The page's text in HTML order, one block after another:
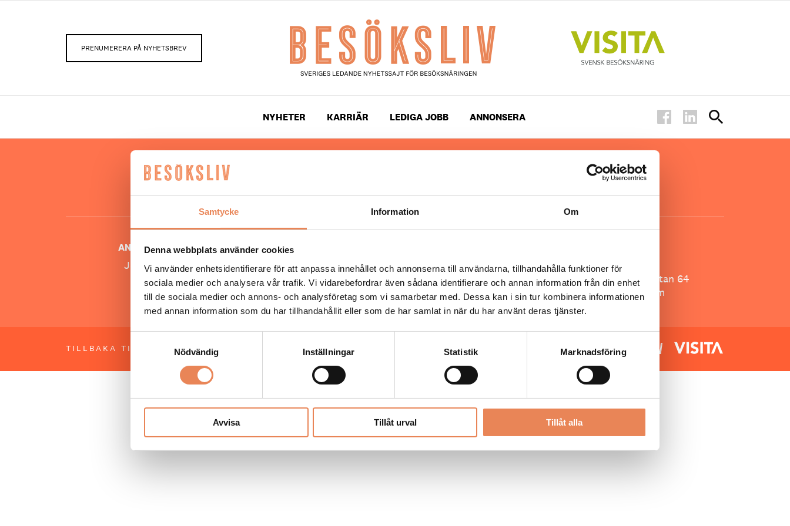
Samtycke Information Om
Denna webbplats använder cookies
Vi använder enhetsidentifierare för att anpassa innehållet och annonserna till användarna, tillhandahålla funktioner för
sociala medier och analysera vår trafik. Vi vidarebefordrar även sådana identifierare och annan information från din enhet
till de sociala medier och annons- och analysföretag som vi samarbetar med. Dessa kan i sin tur kombinera informationen
med annan information som du har tillhandahållit eller som de har samlat in när du har använt deras tjänster.
Nödvändig
Inställningar Statistik Marknadsföring
Avvisa Tillåt urval Tillåt alla
PRENUMERERA PÅ NYHETSBREV
NYHETER KARRIÄR LEDIGA JOBB ANNONSERA
Hos oss läser du landets mest uppdaterade nyheter och snackisar inom
besöksnäringen. Besöksliv i sin tryckta form är ett affärsmagasin för ägare
ANSVARIG UTGIVARE
Jonas Siljhammar
Allt material på besoksliv.se är skyddat
enligt lagen om upphovsrätt.
Besöksliv
Spoon, Brännkyrkagatan 64
118 23 Stockholm
TILLBAKA TILL TOPPEN OM BESÖKSLIV PRENUMERERA ANNONSERA